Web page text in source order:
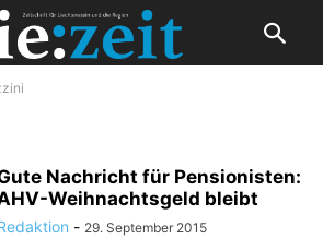
Nachricht für Pensionisten:
Weihnachtsgeld bleibt
- 29. September 2015